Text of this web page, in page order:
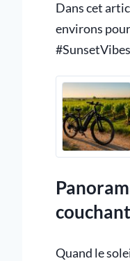
Dans cet
environs
Quand le